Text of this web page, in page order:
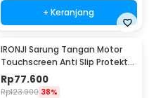
+ Keranjang
IRONJI Sarung Tangan Motor
Touchscreen Anti Slip Protektor
Gloves XL - MCS-10C
Rp77.600
Rp123.900 38%